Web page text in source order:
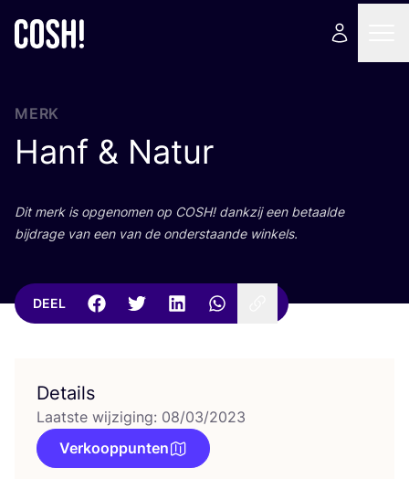
MERK
Hanf & Natur
Dit merk is opge­no­men op COSH! dank­zij een betaal­de
bij­dra­ge van een van de onder­staan­de winkels.
DEEL
Details
Laatste wijziging: 08/03/2023
Verkooppunten